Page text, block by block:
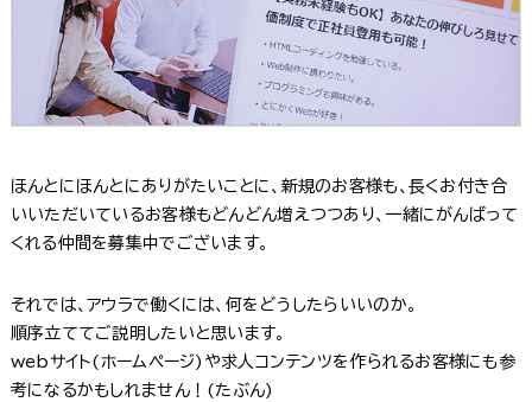
ほんとにほんとにありがたいことに、新規のお客様も、長くお付き合
いいただいているお客様もどんどん増えつつあり、一緒にがんばって
くれる仲間を募集中でございます。
それでは、アウラで働くには、何をどうしたらいいのか。
順序立ててご説明したいと思います。
webサイト(ホームページ)や求人コンテンツを作られるお客様にも参
考になるかもしれません！(たぶん)